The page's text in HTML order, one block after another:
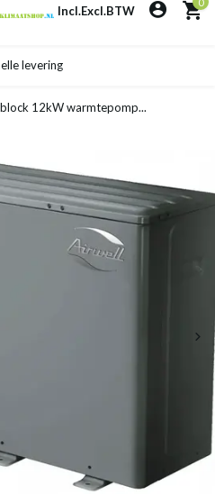
Incl.Excl.BTW
levering
12kW warmtepomp...